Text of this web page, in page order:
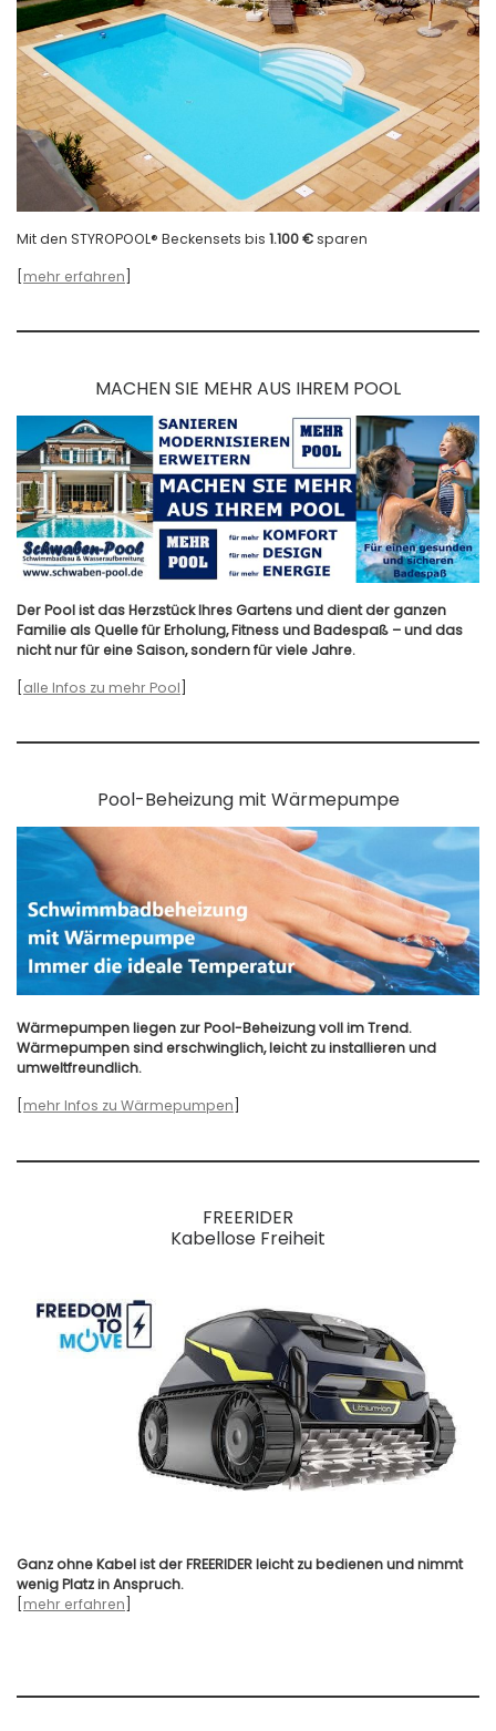
Mit den STYROPOOL® Beckensets bis 1.100 €sparen
mehr erfahren
MACHEN SIE MEHR AUS IHREM POOL
Der Pool ist das Herzstück Ihres Gartens und dient der ganzen
Familie als Quelle für Erholung, Fitness und Badespaß – und das
nicht nur für eine Saison, sondern für viele Jahre.
alle Infos zu mehr Pool
Pool-Beheizung mit Wärmepumpe
Wärmepumpen liegen zur Pool-Beheizung voll im Trend.
Wärmepumpen sind erschwinglich, leicht zu installieren und
umweltfreundlich.
mehr Infos zu Wärmepumpen
FREERIDER
Kabellose Freiheit
Ganz ohne Kabel ist der FREERIDER leicht zu bedienen und nimmt
wenig Platz in Anspruch.
mehr erfahren